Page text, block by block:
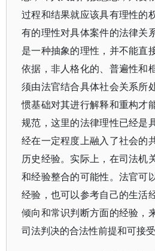
过程和结果就应该具有理性的
有的理性对具体案件的法律关
是一种抽象的理性，并不能直
依据，非人格化的、普遍性和
须由法官结合具体社会关系所
惯基础对其进行解释和重构才
规范，这里的法律理性已经是
经在一定程度上融入了社会的
历史经验。实际上，在司法机
和经验整合的可能性。法官可
经验，也可以参考自己的生活
倾向和常识判断方面的经验，
司法判决的合法性前提和可接受